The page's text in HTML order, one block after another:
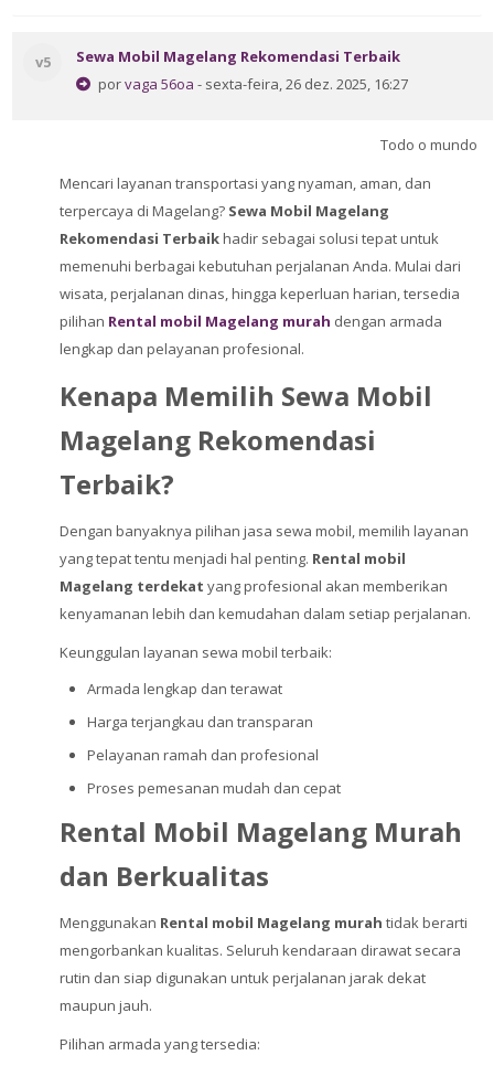
v5
Sewa Mobil Magelang Rekomendasi Terbaik
porvaga 56oa - sexta-feira, 26 dez. 2025, 16:27
Todo o mundo
Mencari layanan transportasi yang nyaman, aman, dan
terpercaya di Magelang? Sewa Mobil Magelang
Rekomendasi Terbaikhadir sebagai solusi tepat untuk
memenuhi berbagai kebutuhan perjalanan Anda. Mulai dari
wisata, perjalanan dinas, hingga keperluan harian, tersedia
pilihan Rental mobil Magelang murah dengan armada
lengkap dan pelayanan profesional.
Kenapa Memilih Sewa Mobil
Magelang Rekomendasi
Terbaik?
Dengan banyaknya pilihan jasa sewa mobil, memilih layanan
yang tepat tentu menjadi hal penting. Rental mobil
Magelang terdekat yang profesional akan memberikan
kenyamanan lebih dan kemudahan dalam setiap perjalanan.
Keunggulan layanan sewa mobil terbaik:
Armada lengkap dan terawat
Harga terjangkau dan transparan
Pelayanan ramah dan profesional
Proses pemesanan mudah dan cepat
Rental Mobil Magelang Murah
dan Berkualitas
Menggunakan Rental mobil Magelang murah tidak berarti
mengorbankan kualitas. Seluruh kendaraan dirawat secara
rutin dan siap digunakan untuk perjalanan jarak dekat
maupun jauh.
Pilihan armada yang tersedia: